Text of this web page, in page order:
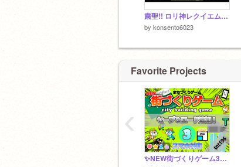
粛聖!! ロリ神レクイエム☆マイクラ
by konsento6023
Favorite Projects
✨NEW街づくりゲーム3✨スマホ対応 PC対応 v2.37 #all #all
‹